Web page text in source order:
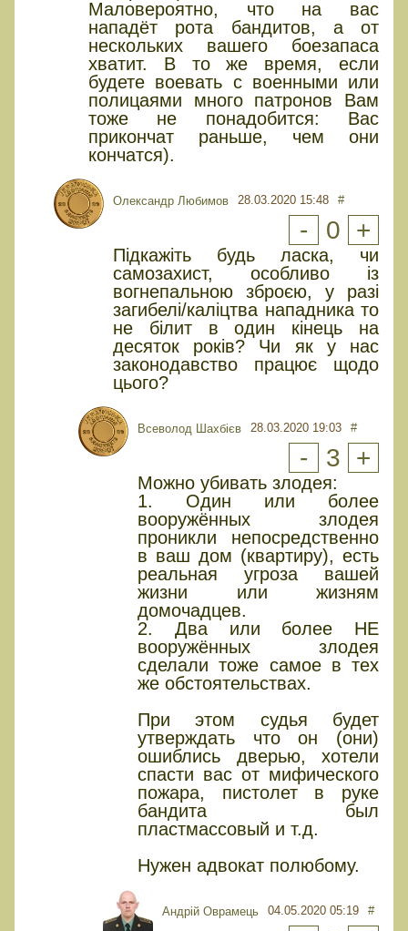
Маловероятно, что на вас
нападёт рота бандитов, а от
нескольких вашего боезапаса
хватит. В то же время, если
будете воевать с военными или
полицаями много патронов Вам
тоже не понадобится: Вас
прикончат раньше, чем они
кончатся).
Олександр Любимов 28.03.2020 15:48 #
- 0 +
Підкажіть будь ласка, чи
самозахист, особливо із
вогнепальною зброєю, у разі
загибелі/каліцтва нападника то
не білит в один кінець на
десяток років? Чи як у нас
законодавство працює щодо
цього?
Всеволод Шахбієв 28.03.2020 19:03 #
- 3 +
Можно убивать злодея:
1. Один или более
вооружённых злодея
проникли непосредственно
в ваш дом (квартиру), есть
реальная угроза вашей
жизни или жизням
домочадцев.
2. Два или более НЕ
вооружённых злодея
сделали тоже самое в тех
же обстоятельствах.
При этом судья будет
утверждать что он (они)
ошиблись дверью, хотели
спасти вас от мифического
пожара, пистолет в руке
бандита был
пластмассовый и т.д.
Нужен адвокат полюбому.
Андрій Оврамець 04.05.2020 05:19 #